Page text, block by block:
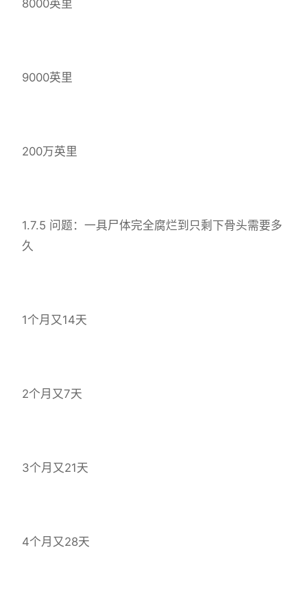
8000英里
9000英里
200万英里
1.7.5 问题：一具尸体完全腐烂到只剩下骨头需要多
久
1个月又14天
2个月又7天
3个月又21天
4个月又28天